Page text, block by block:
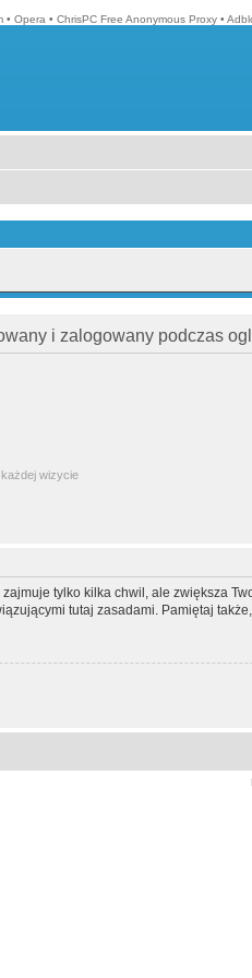
• Opera • ChrisPC Free Anonymous Proxy •
i zalogowany podczas
wizycie
tylko kilka chwil, ale zwiększa
tutaj zasadami. Pamiętaj